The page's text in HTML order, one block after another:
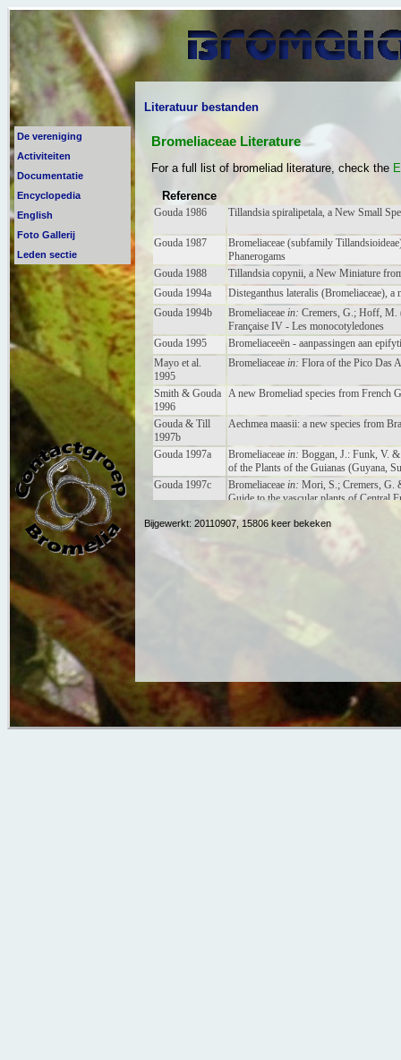
De vereniging
Activiteiten
Documentatie
Encyclopedia
English
Foto Gallerij
Leden sectie
Literatuur bestanden
Bijgewerkt: 20110907, 15806 keer bekeken